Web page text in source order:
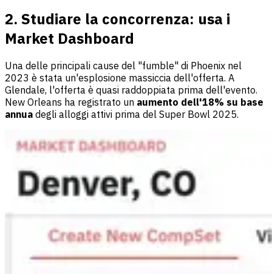
2. Studiare la concorrenza: usa i
Market Dashboard
Una delle principali cause del "fumble" di Phoenix nel
2023 è stata un'esplosione massiccia dell'offerta. A
Glendale, l'offerta è quasi raddoppiata prima dell'evento.
New Orleans ha registrato un aumento dell'18% su base
annua degli alloggi attivi prima del Super Bowl 2025.